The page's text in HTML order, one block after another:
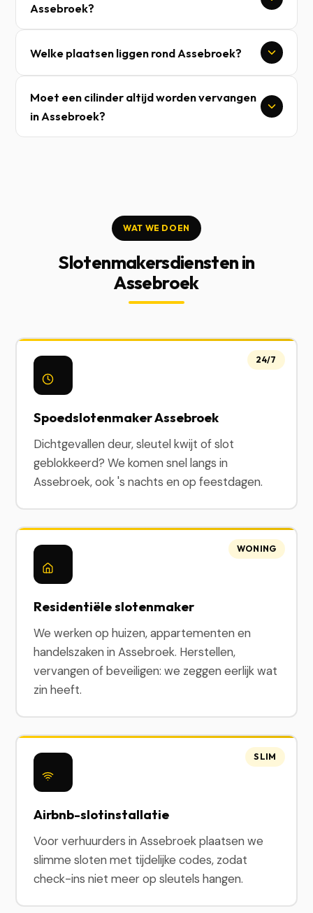
Assebroek?
Welke plaatsen liggen rond Assebroek?
Moet een cilinder altijd worden vervangen
in Assebroek?
WAT WE DOEN
Slotenmakersdiensten in
Assebroek
Spoedslotenmaker Assebroek
Dichtgevallen deur, sleutel kwijt of slot
geblokkeerd? We komen snel langs in
Assebroek, ook 's nachts en op feestdagen.
24/7
Residentiële slotenmaker
We werken op huizen, appartementen en
handelszaken in Assebroek. Herstellen,
vervangen of beveiligen: we zeggen eerlijk wat
zin heeft.
WONING
Airbnb-slotinstallatie
Voor verhuurders in Assebroek plaatsen we
slimme sloten met tijdelijke codes, zodat
check-ins niet meer op sleutels hangen.
SLIM